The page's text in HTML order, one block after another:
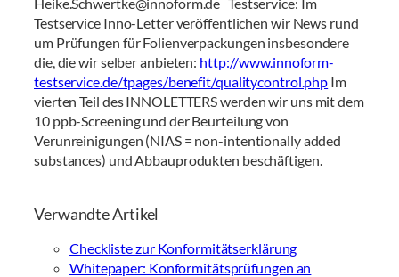
Testservice Inno-Letter veröffentlichen wir News rund
um Prüfungen für Folienverpackungen insbesondere
die, die wir selber anbieten: http://www.innoform-
testservice.de/tpages/benefit/qualitycontrol.php Im
vierten Teil des INNOLETTERS werden wir uns mit dem
10 ppb-Screening und der Beurteilung von
Verunreinigungen (NIAS = non-intentionally added
substances) und Abbauprodukten beschäftigen.
Verwandte Artikel
Checkliste zur Konformitätserklärung
Whitepaper: Konformitätsprüfungen an